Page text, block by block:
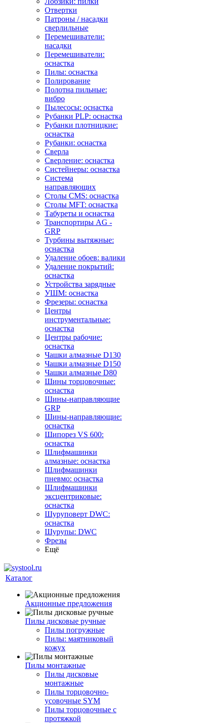
Отвертки
Патроны / насадки
сверлильные
Перемешиватели:
насадки
Перемешиватели:
оснастка
Пилы: оснастка
Полирование
Полотна пильные:
вибро
Пылесосы: оснастка
Рубанки PLP: оснастка
Рубанки плотницкие:
оснастка
Рубанки: оснастка
Сверла
Сверление: оснастка
Систейнеры: оснастка
Система
направляющих
Столы CMS: оснастка
Столы MFT: оснастка
Табуреты и оснастка
Транспортиры AG -
GRP
Турбины вытяжные:
оснастка
Удаление обоев: валики
Удаление покрытий:
оснастка
Устройства зарядные
УШМ: оснастка
Фрезеры: оснастка
Центры
инструментальные:
оснастка
Центры рабочие:
оснастка
Чашки алмазные D130
Чашки алмазные D150
Чашки алмазные D80
Шины торцовочные:
оснастка
Шины-направляющие
GRP
Шины-направляющие:
оснастка
Шипорез VS 600:
оснастка
Шлифмашинки
алмазные: оснастка
Шлифмашинки
пневмо: оснастка
Шлифмашинки
эксцентриковые:
оснастка
Шуруповерт DWC:
оснастка
Шурупы: DWC
Фрезы
Ещё
Каталог
Акционные предложения
Пилы дисковые ручные
Пилы погружные
Пилы: маятниковый
кожух
Пилы монтажные
Пилы дисковые
монтажные
Пилы торцовочно-
усовочные SYM
Пилы торцовочные с
протяжкой